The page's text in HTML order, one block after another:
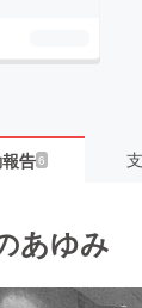
告6
あゆみ